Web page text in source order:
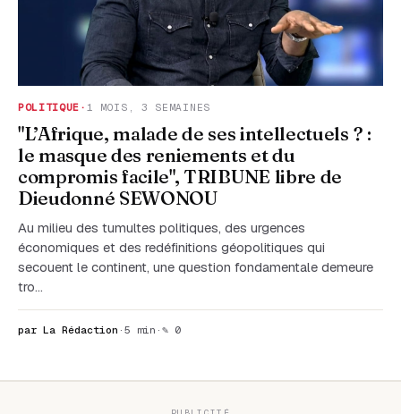
POLITIQUE · 1 MOIS, 3 SEMAINES
"L’Afrique, malade de ses intellectuels ? :
le masque des reniements et du
compromis facile", TRIBUNE libre de
Dieudonné SEWONOU
Au milieu des tumultes politiques, des urgences
économiques et des redéfinitions géopolitiques qui
secouent le continent, une question fondamentale demeure
tro…
par La Rédaction · 5 min · ✎ 0